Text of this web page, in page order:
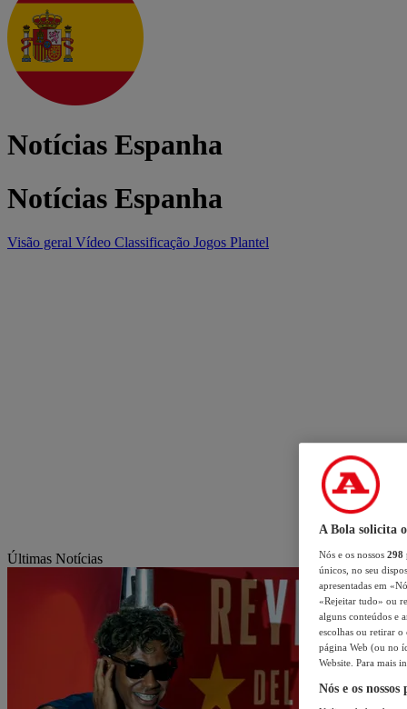
Notícias Espanha
Notícias Espanha
Visão geral Vídeo Classificação Jogos Plantel
Últimas Notícias
A Bola solicita
Nós e os nossos 298
únicos, no seu
apresentadas em
«Rejeitar tudo» ou
alguns conteúdos e
escolhas ou retirar
página Web (ou no
Website. Para mais
Nós e os